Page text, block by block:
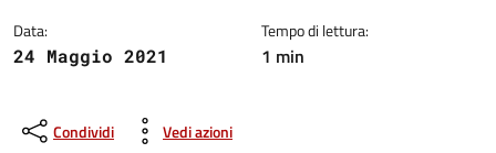
Data:
24 Maggio 2021
Tempo di lettura:
1 min
Condividi Vedi azioni